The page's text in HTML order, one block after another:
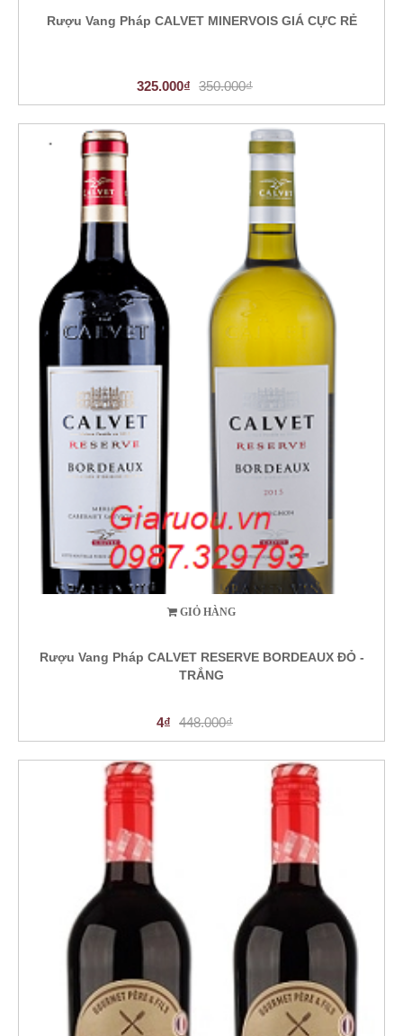
Rượu Vang Pháp CALVET MINERVOIS GIÁ CỰC RẺ
325.000₫ 350.000₫
GIỎ HÀNG
Rượu Vang Pháp CALVET RESERVE BORDEAUX ĐỎ -
TRẮNG
4₫ 448.000₫